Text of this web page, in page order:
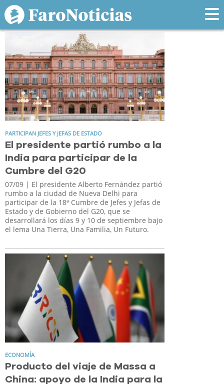
Tag: india
PARTICIPAN JEFES Y JEFAS DE ESTADO
El presidente partió rumbo a la
India para participar de la
Cumbre del G20
07/09 | El presidente Alberto Fernández partió
rumbo a la ciudad de Nueva Delhi para
participar de la 18ª Cumbre de Jefes y Jefas de
Estado y de Gobierno del G20, que se
desarrollará los días 9 y 10 de septiembre bajo
el lema Una Tierra, Una Familia, Un Futuro.
ECONOMÍA
Producto del viaje de Massa a
China: apoyo de la India para la